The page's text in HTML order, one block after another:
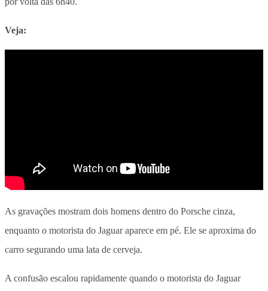
Veja:
As gravações mostram dois homens dentro do Porsche cinza,
enquanto o motorista do Jaguar aparece em pé. Ele se aproxima do
carro segurando uma lata de cerveja.
A confusão escalou rapidamente quando o motorista do Jaguar